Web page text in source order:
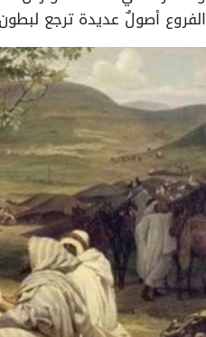
الفروع أصولٌ عديدة ترجع لبطون